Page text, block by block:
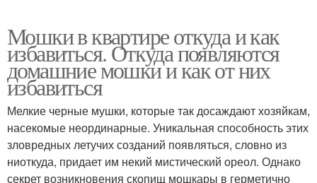
Мошки в квартире откуда и как
избавиться. Откуда появляются
домашние мошки и как от них
избавиться
Мелкие черные мушки, которые так досаждают хозяйкам,
насекомые неординарные. Уникальная способность этих
зловредных летучих созданий появляться, словно из
ниоткуда, придает им некий мистический ореол. Однако
секрет возникновения скопищ мошкары в герметично